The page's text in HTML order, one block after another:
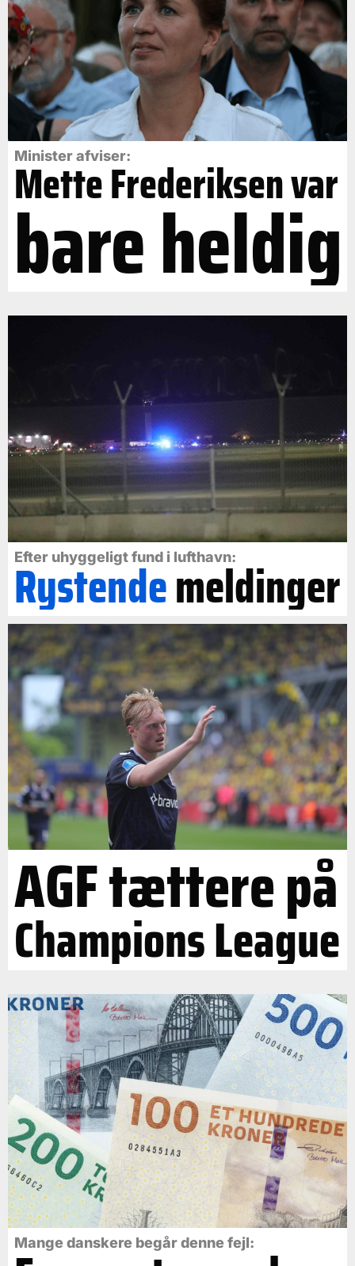
Minister afviser:
Mette Frederiksen var
bare heldig
Efter uhyggeligt fund i lufthavn:
Rystendemeldinger
AGF tættere på
Champions League
Mange danskere begår denne fejl: